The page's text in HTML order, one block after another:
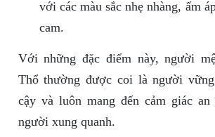
với các màu sắc nhẹ nhàng, ấm
cam.
Với những đặc điểm này, người
Thổ thường được coi là người
cậy và luôn mang đến cảm giác an
người xung quanh.